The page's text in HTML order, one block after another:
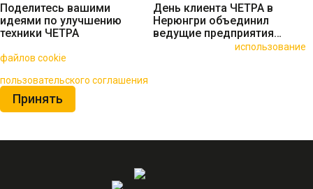
Поделитесь вашими
идеями по улучшению
техники ЧЕТРА
День клиента ЧЕТРА в
Нерюнгри объединил
ведущие предприятия
использование
файлов cookie
пользовательского соглашения
Принять